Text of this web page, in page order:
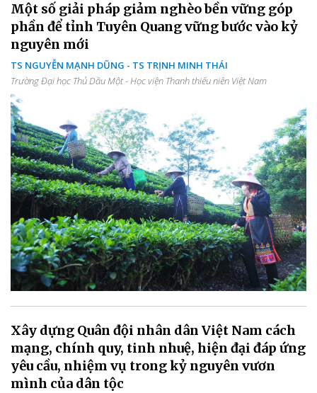
Một số giải pháp giảm nghèo bền vững góp
phần để tỉnh Tuyên Quang vững bước vào kỷ
nguyên mới
TS NGUYỄN MẠNH DŨNG - TS TRỊNH MINH THÁI
Trường Đại học Thủ Dầu Một - Học viện Thanh thiếu niên Việt Nam
Xây dựng Quân đội nhân dân Việt Nam cách
mạng, chính quy, tinh nhuệ, hiện đại đáp ứng
yêu cầu, nhiệm vụ trong kỷ nguyên vươn
mình của dân tộc